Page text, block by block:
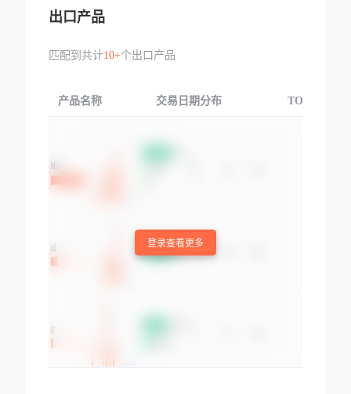
出口产品
匹配到共计10+个出口产品
产品名称 交易日期分布 TOP3交易国
登录查看更多